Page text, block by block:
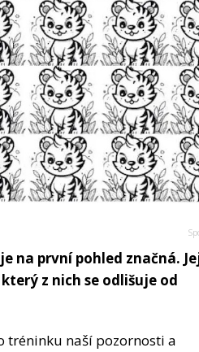
na první pohled značná.
z nich se odlišuje od
tréninku naší pozornosti a